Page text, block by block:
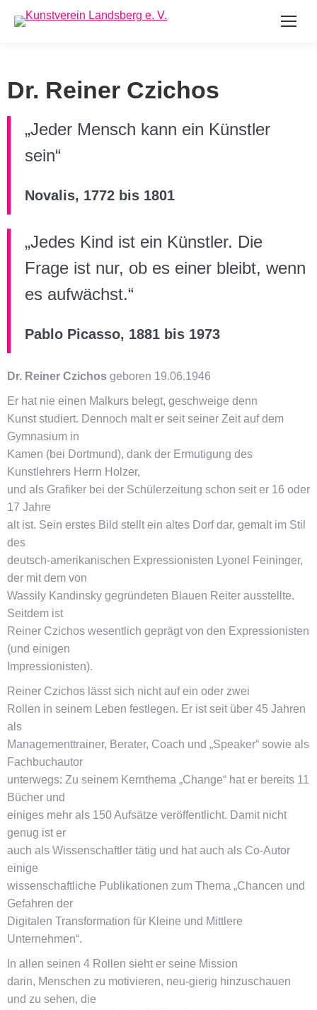
Dr. Reiner Czichos
„Jeder Mensch kann ein Künstler
sein“
Novalis, 1772 bis 1801
„Jedes Kind ist ein Künstler. Die
Frage ist nur, ob es einer bleibt, wenn
es aufwächst.“
Pablo Picasso, 1881 bis 1973
Dr. Reiner Czichos geboren 19.06.1946
Er hat nie einen Malkurs belegt, geschweige denn
Kunst studiert. Dennoch malt er seit seiner Zeit auf dem
Gymnasium in
Kamen (bei Dortmund), dank der Ermutigung des
Kunstlehrers Herrn Holzer,
und als Grafiker bei der Schülerzeitung schon seit er 16 oder
17 Jahre
alt ist. Sein erstes Bild stellt ein altes Dorf dar, gemalt im Stil
des
deutsch-amerikanischen Expressionisten Lyonel Feininger,
der mit dem von
Wassily Kandinsky gegründeten Blauen Reiter ausstellte.
Seitdem ist
Reiner Czichos wesentlich geprägt von den Expressionisten
(und einigen
Impressionisten).
Reiner Czichos lässt sich nicht auf ein oder zwei
Rollen in seinem Leben festlegen. Er ist seit über 45 Jahren
als
Managementtrainer, Berater, Coach und „Speaker“ sowie als
Fachbuchautor
unterwegs: Zu seinem Kernthema „Change“ hat er bereits 11
Bücher und
einiges mehr als 150 Aufsätze veröffentlicht. Damit nicht
genug ist er
auch als Wissenschaftler tätig und hat auch als Co-Autor
einige
wissenschaftliche Publikationen zum Thema „Chancen und
Gefahren der
Digitalen Transformation für Kleine und Mittlere
Unternehmen“.
In allen seinen 4 Rollen sieht er seine Mission
darin, Menschen zu motivieren, neu-gierig hinzuschauen
und zu sehen, die